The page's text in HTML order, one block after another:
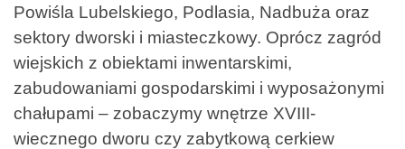
Powiśla Lubelskiego, Podlasia, Nadbuża oraz
sektory dworski i miasteczkowy. Oprócz zagród
wiejskich z obiektami inwentarskimi,
zabudowaniami gospodarskimi i wyposażonymi
chałupami – zobaczymy wnętrze XVIII-
wiecznego dworu czy zabytkową cerkiew